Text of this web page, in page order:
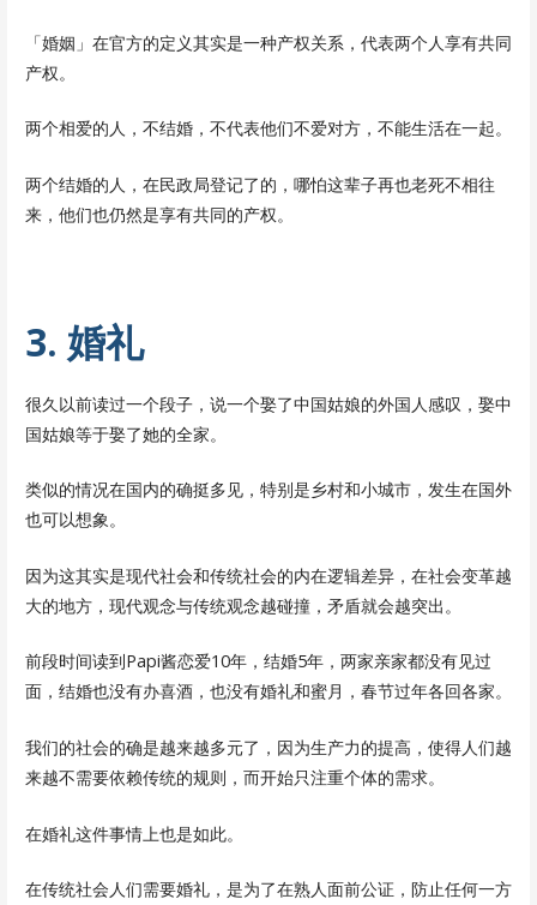
「婚姻」在官方的定义其实是一种产权关系，代表两个人享有共同
产权。
两个相爱的人，不结婚，不代表他们不爱对方，不能生活在一起。
两个结婚的人，在民政局登记了的，哪怕这辈子再也老死不相往
来，他们也仍然是享有共同的产权。
3. 婚礼
很久以前读过一个段子，说一个娶了中国姑娘的外国人感叹，娶中
国姑娘等于娶了她的全家。
类似的情况在国内的确挺多见，特别是乡村和小城市，发生在国外
也可以想象。
因为这其实是现代社会和传统社会的内在逻辑差异，在社会变革越
大的地方，现代观念与传统观念越碰撞，矛盾就会越突出。
前段时间读到Papi酱恋爱10年，结婚5年，两家亲家都没有见过
面，结婚也没有办喜酒，也没有婚礼和蜜月，春节过年各回各家。
我们的社会的确是越来越多元了，因为生产力的提高，使得人们越
来越不需要依赖传统的规则，而开始只注重个体的需求。
在婚礼这件事情上也是如此。
在传统社会人们需要婚礼，是为了在熟人面前公证，防止任何一方